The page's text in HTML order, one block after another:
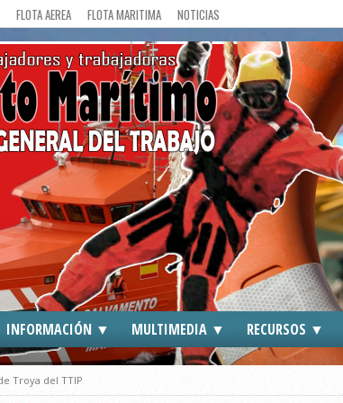
FLOTA AEREA FLOTA MARITIMA NOTICIAS
INFORMACIÓN ▼
COMUNICADOS
CONVENIOS
MULTIMEDIA ▼
CGT EN MEDIOS
FOTOGRAFIAS
RECURSOS ▼
ENLACES DE INTERES
TRAFFIC
Troya del TTIP